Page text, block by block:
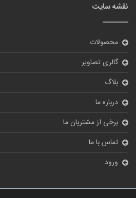
نقشه سایت
محصولات
گالری تصاویر
بلاگ
درباره ما
برخی از مشتریان ما
تماس با ما
ورود